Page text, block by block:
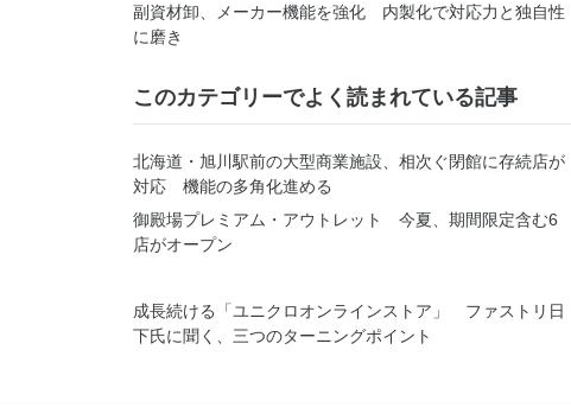
副資材卸、メーカー機能を強化 内製化で対応力と独自性
に磨き
このカテゴリーでよく読まれている記事
北海道・旭川駅前の大型商業施設、相次ぐ閉館に存続店が
対応 機能の多角化進める
御殿場プレミアム・アウトレット 今夏、期間限定含む6
店がオープン
成長続ける「ユニクロオンラインストア」 ファストリ日
下氏に聞く、三つのターニングポイント